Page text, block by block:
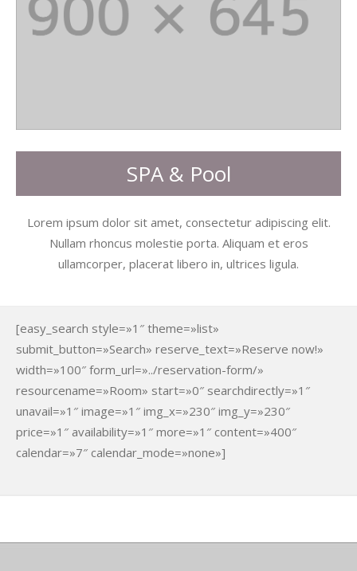
SPA & Pool
Lorem ipsum dolor sit amet, consectetur adipiscing elit.
Nullam rhoncus molestie porta. Aliquam et eros
ullamcorper, placerat libero in, ultrices ligula.
[easy_search style=»1″ theme=»list»
submit_button=»Search» reserve_text=»Reserve now!»
width=»100″ form_url=»../reservation-form/»
resourcename=»Room» start=»0″ searchdirectly=»1″
unavail=»1″ image=»1″ img_x=»230″ img_y=»230″
price=»1″ availability=»1″ more=»1″ content=»400″
calendar=»7″ calendar_mode=»none»]